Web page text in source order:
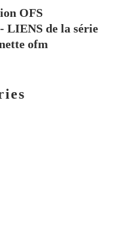
OFS
LIENS de la série
ofm